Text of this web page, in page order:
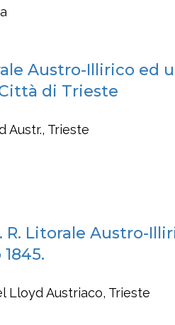
Austro-Illirico ed
di Trieste
Austr., Trieste
Litorale Austro-
Lloyd Austriaco, Trieste